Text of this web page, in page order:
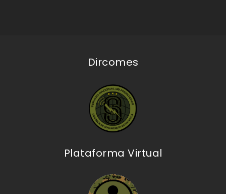
Dircomes
Plataforma Virtual